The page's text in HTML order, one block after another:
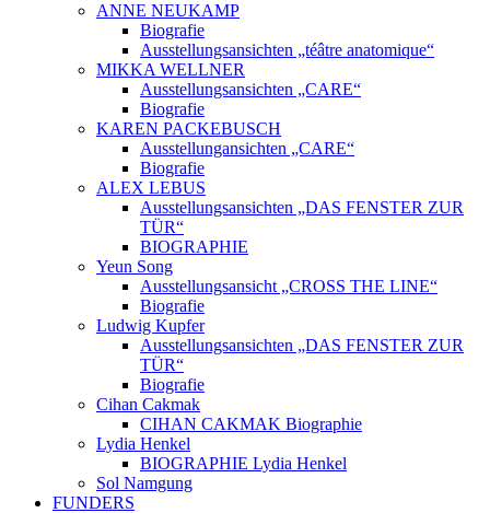
ANNE NEUKAMP
Biografie
Ausstellungsansichten „téâtre anatomique“
MIKKA WELLNER
Ausstellungsansichten „CARE“
Biografie
KAREN PACKEBUSCH
Ausstellungansichten „CARE“
Biografie
ALEX LEBUS
Ausstellungsansichten „DAS FENSTER ZUR
TÜR“
BIOGRAPHIE
Yeun Song
Ausstellungsansicht „CROSS THE LINE“
Biografie
Ludwig Kupfer
Ausstellungsansichten „DAS FENSTER ZUR
TÜR“
Biografie
Cihan Cakmak
CIHAN CAKMAK Biographie
Lydia Henkel
BIOGRAPHIE Lydia Henkel
Sol Namgung
FUNDERS